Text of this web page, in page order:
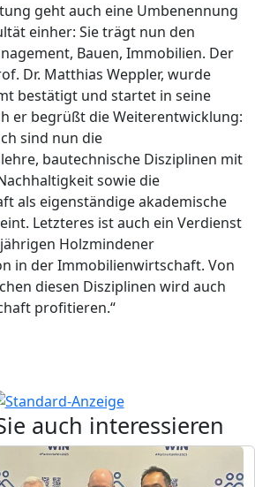
geht auch eine Umbenennung
einher: Sie trägt nun den
Bauen, Immobilien. Der
Dr. Matthias Weppler, wurde
bestätigt und startet in seine
er begrüßt die Weiterentwicklung:
sind nun die
bautechnische Disziplinen mit
sowie die
als eigenständige akademische
Letzteres ist auch ein Verdienst
Holzmindener
in der Immobilienwirtschaft. Von
diesen Disziplinen wird auch
profitieren.“
auch interessieren